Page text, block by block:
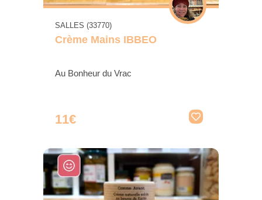
SALLES (33770)
Crème Mains IBBEO
Au Bonheur du Vrac
11€